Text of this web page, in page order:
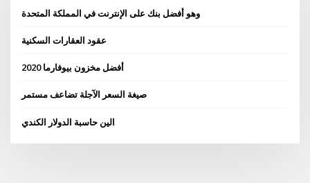
وهو أفضل بنك على الإنترنت في المملكة المتحدة
عقود العقارات السكنية
أفضل مخزون بيوفارما 2020
صيغة السعر الآجلة تضاعف مستمر
الين حاسبة الدولار الكندي